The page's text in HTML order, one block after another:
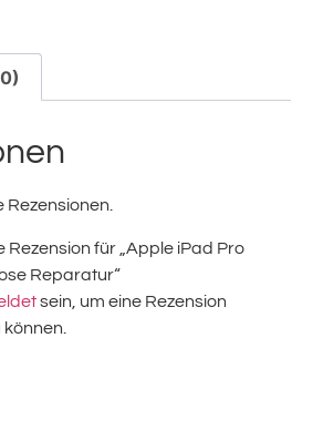
Rezensionen.
Rezension für „Apple iPad Pro
Reparatur“
sein, um eine Rezension